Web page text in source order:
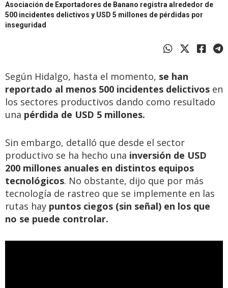
Asociación de Exportadores de Banano registra alrededor de
500 incidentes delictivos y USD 5 millones de pérdidas por
inseguridad
Según Hidalgo, hasta el momento, se han
reportado al menos 500 incidentes delictivos en
los sectores productivos dando como resultado
una pérdida de USD 5 millones.
Sin embargo, detalló que desde el sector
productivo se ha hecho una inversión de USD
200 millones anuales en distintos equipos
tecnológicos. No obstante, dijo que por más
tecnología de rastreo que se implemente en las
rutas hay puntos ciegos (sin señal) en los que
no se puede controlar.